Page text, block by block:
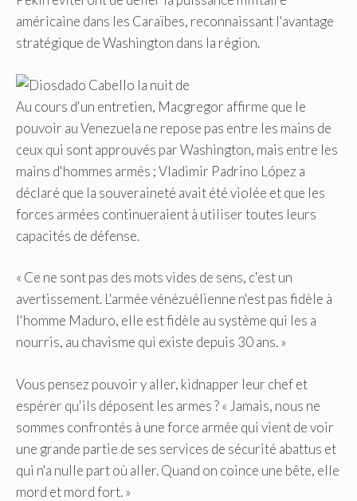
américaine dans les Caraïbes, reconnaissant l'avantage
stratégique de Washington dans la région.
Au cours d'un entretien, Macgregor affirme que le
pouvoir au Venezuela ne repose pas entre les mains de
ceux qui sont approuvés par Washington, mais entre les
mains d'hommes armés ; Vladimir Padrino López a
déclaré que la souveraineté avait été violée et que les
forces armées continueraient à utiliser toutes leurs
capacités de défense.
« Ce ne sont pas des mots vides de sens, c'est un
avertissement. L'armée vénézuélienne n'est pas fidèle à
l'homme Maduro, elle est fidèle au système qui les a
nourris, au chavisme qui existe depuis 30 ans. »
Vous pensez pouvoir y aller, kidnapper leur chef et
espérer qu'ils déposent les armes ? « Jamais, nous ne
sommes confrontés à une force armée qui vient de voir
une grande partie de ses services de sécurité abattus et
qui n'a nulle part où aller. Quand on coince une bête, elle
mord et mord fort. »